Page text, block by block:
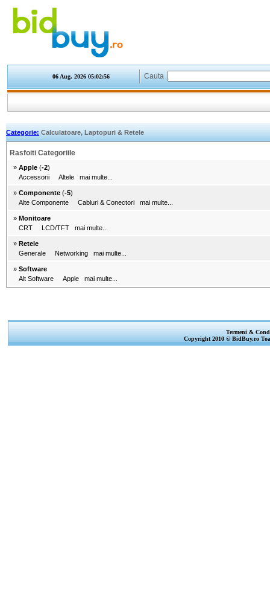
06 Aug. 2026 05:02:57 Cauta
Categorie: Calculatoare, Laptopuri & Retele
Rasfoiti Categoriile
» Apple (-2)
Accessorii
Altele mai multe...
» Componente (-5)
Alte Componente
Cabluri & Conectori mai multe...
» Monitoare
CRT
LCD/TFT mai multe...
» Retele
Generale
Networking mai multe...
» Software
Alt Software
Apple mai multe...
Termeni &
Copyright 2010 © BidBuy.ro